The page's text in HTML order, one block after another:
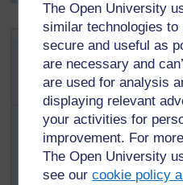
The Open University
similar technologies
secure and useful as
are necessary and
are used for analysis
displaying relevant
your activities for
improvement. For
The Open University
see ourcookie policy
Activité 1 :
discuter des
matière.
Cette activité s’appuie sur
Répartissez votre
élèves.
Mettez de la musique.